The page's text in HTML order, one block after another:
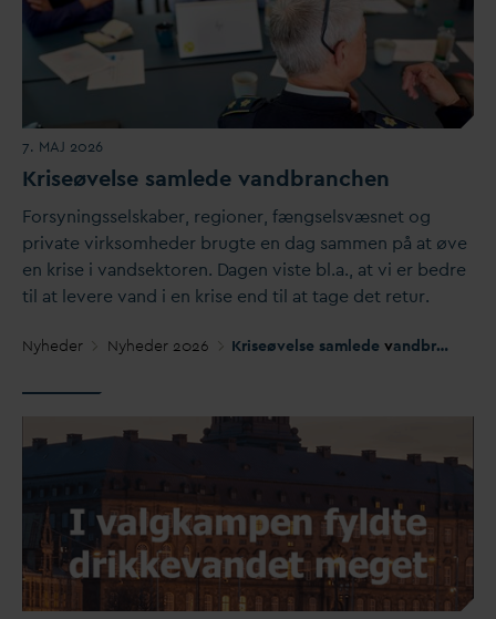
7. MAJ 2026
Kriseøvelse samlede vandbranchen
Forsyningsselskaber, regioner, fængselsvæsnet og
private virksomheder brugte en dag sammen på at øve
en krise i vandsektoren. Dagen viste bl.a., at vi er bedre
til at levere vand i en krise end til at tage det retur.
Nyheder Nyheder 2026 Kriseøvelse samlede vandbranchen